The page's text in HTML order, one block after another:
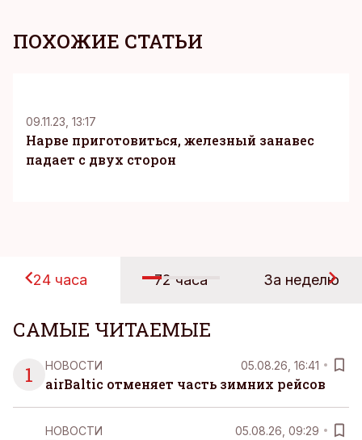
ПОХОЖИЕ СТАТЬИ
09.11.23, 13:17
Нарве приготовиться, железный занавес
падает с двух сторон
24 часа 72 часа За неделю
САМЫЕ ЧИТАЕМЫЕ
1
НОВОСТИ 05.08.26, 16:41
airBaltic отменяет часть зимних рейсов
НОВОСТИ 05.08.26, 09:29